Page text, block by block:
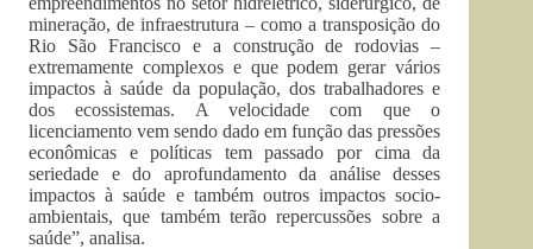
mineração, de infraestrutura – como a transposição do
Rio São Francisco e a construção de rodovias –
extremamente complexos e que podem gerar vários
impactos à saúde da população, dos trabalhadores e
dos ecossistemas. A velocidade com que o
licenciamento vem sendo dado em função das pressões
econômicas e políticas tem passado por cima da
seriedade e do aprofundamento da análise desses
impactos à saúde e também outros impactos socio-
ambientais, que também terão repercussões sobre a
saúde”, analisa.